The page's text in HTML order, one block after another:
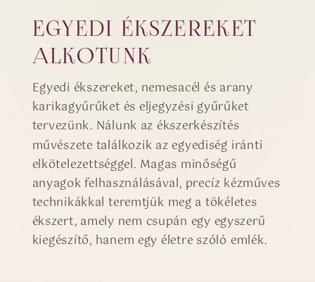
EGYEDI ÉKSZEREKET
ALKOTUNK
Egyedi ékszereket, nemesacél és arany
karikagyűrűket és eljegyzési gyűrűket
tervezünk. Nálunk az ékszerkészítés
művészete találkozik az egyediség iránti
elkötelezettséggel. Magas minőségű
anyagok felhasználásával, precíz kézműves
technikákkal teremtjük meg a tökéletes
ékszert, amely nem csupán egy egyszerű
kiegészítő, hanem egy életre szóló emlék.